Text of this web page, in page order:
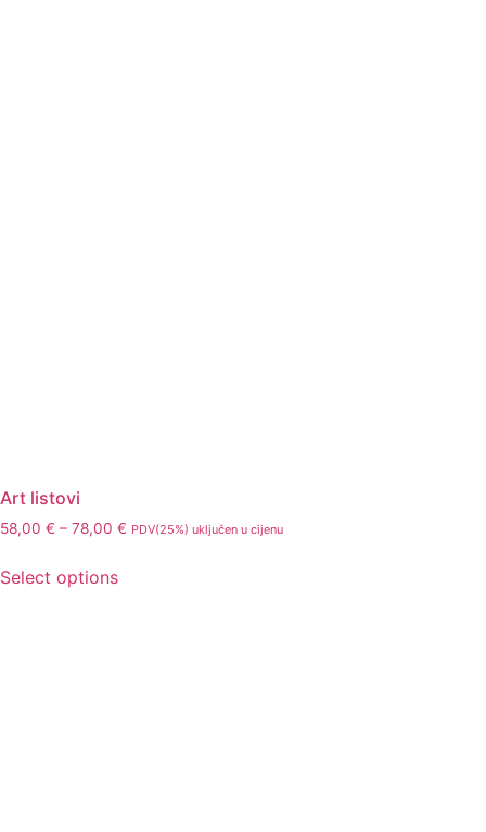
Art listovi
58,00 € – 78,00 € PDV(25%) uključen u cijenu
Select options